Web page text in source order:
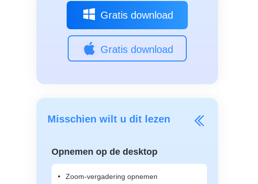
Gratis download
Gratis download
Misschien wilt u dit lezen
Opnemen op de desktop
Zoom-vergadering opnemen